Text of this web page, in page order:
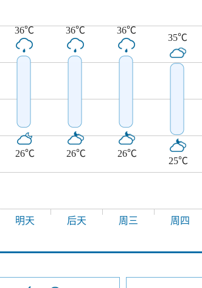
36℃
26℃
36℃
26℃
36℃
26℃
35℃
25℃
明天 后天 周三 周四